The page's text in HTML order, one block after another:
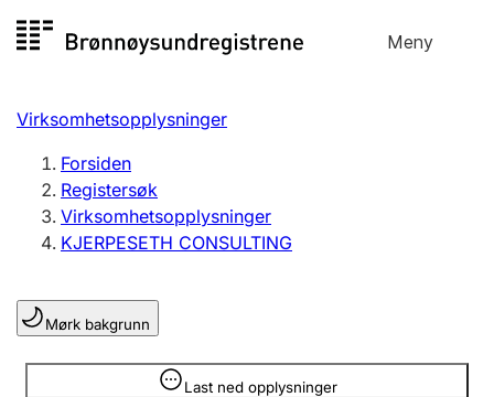
til
Meny
Registersøk
Aksjeselskap
Enkeltpersonforetak
Registrere, endre, slette
Lag og forening
Registrere, endre, slette
Virksomhetsopplysninger
Forsiden
Registersøk
Virksomhetsopplysninger
KJERPESETH CONSULTING
Mørk bakgrunn
Last ned opplysninger
Opplysninger er skjult